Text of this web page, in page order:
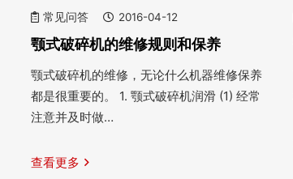
常见问答 2016-04-12
颚式破碎机的维修规则和保养
颚式破碎机的维修，无论什么机器维修保养
都是很重要的。 1. 颚式破碎机润滑 (1) 经常
注意并及时做…
查看更多